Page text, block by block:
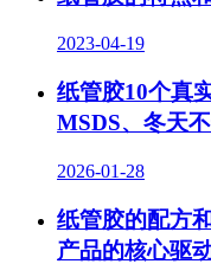
2023-04-19
纸管胶10个真
MSDS、冬天
2026-01-28
纸管胶的配方
产品的核心驱